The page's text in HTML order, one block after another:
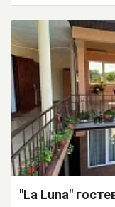
"La Luna"